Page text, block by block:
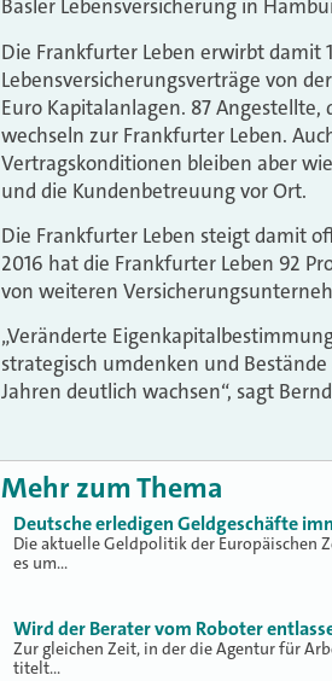
Basler Lebensversicherung in
Die Frankfurter Leben erwirbt damit
Lebensversicherungsverträge von
Euro Kapitalanlagen. 87
wechseln zur Frankfurter Leben.
Vertragskonditionen bleiben aber
und die Kundenbetreuung vor Ort.
Die Frankfurter Leben steigt damit
2016 hat die Frankfurter Leben 92
von weiteren
„Veränderte
strategisch umdenken und
Jahren deutlich wachsen“, sagt
Mehr zum Thema
Deutsche erledigen Geldgeschäfte
Die aktuelle Geldpolitik der Europäischen
es um…
Wird der Berater vom Roboter
Zur gleichen Zeit, in der die Agentur für
titelt…